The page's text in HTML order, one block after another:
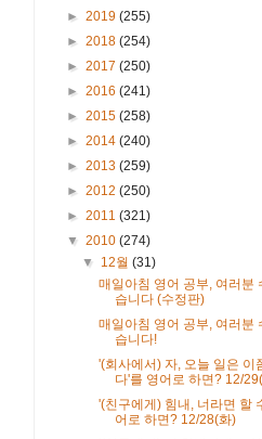
► 2019 (255)
► 2018 (254)
► 2017 (250)
► 2016 (241)
► 2015 (258)
► 2014 (240)
► 2013 (259)
► 2012 (250)
► 2011 (321)
▼ 2010 (274)
▼ 12월(31)
매일아침 영어 공부, 여러분
습니다 (수정판)
매일아침 영어 공부, 여러분
습니다!
'(회사에서) 자, 오늘 일은 이
다'를 영어로 하면? 12/
'(친구에게) 힘내, 너라면 할
어로 하면? 12/28(화)